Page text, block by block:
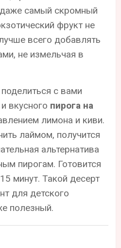
даже самый скромный
фрукт не
всего добавлять
не измельчая в
поделиться с вами
вкусного пирога на
лимона и киви.
лаймом, получится
альтернатива
пирогам. Готовится
минут. Такой десерт
для детского
полезный.